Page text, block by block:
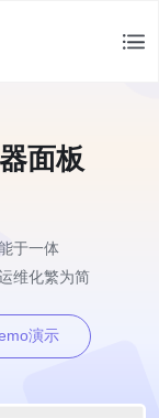
面板
于一体
维化繁为简
演示